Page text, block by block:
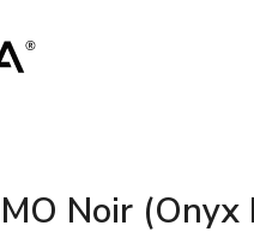
MO Noir (Onyx